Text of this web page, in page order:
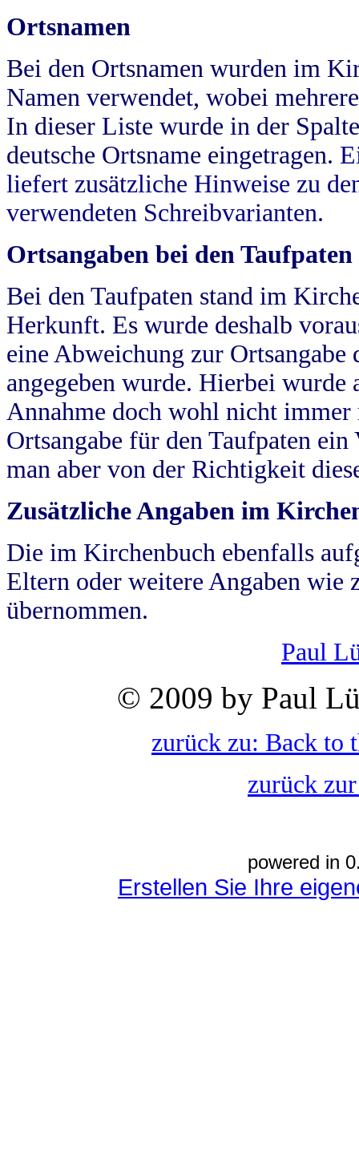
Ortsnamen
Bei den Ortsnamen wurden im
Namen verwendet, wobei
In dieser Liste wurde in der
deutsche Ortsname eingetragen.
liefert zusätzliche Hinweise zu
verwendeten Schreibvarianten.
Ortsangaben bei den Taufpaten
Bei den Taufpaten stand im
Herkunft. Es wurde deshalb
eine Abweichung zur
angegeben wurde. Hierbei wurde
Annahme doch wohl nicht
Ortsangabe für den Taufpaten
man aber von der Richtigkeit
Zusätzliche Angaben im
Die im Kirchenbuch ebenfalls
Eltern oder weitere Angaben wie
übernommen.
Paul
© 2009 by Paul
zurück zu: Back to
zurück
powered in
Erstellen Sie Ihre